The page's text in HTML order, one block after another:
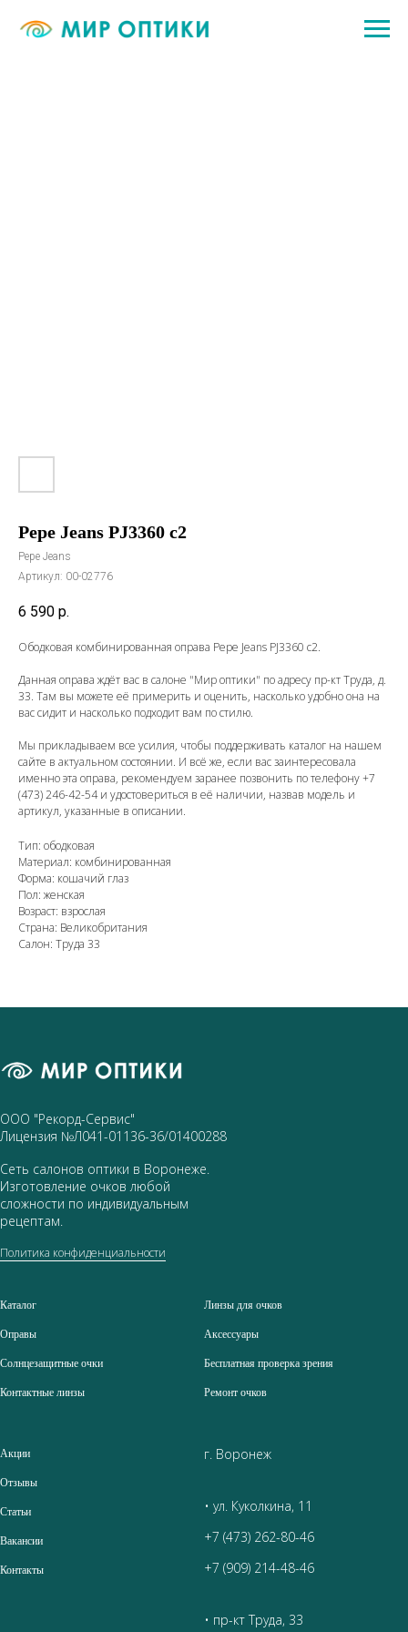
Pepe Jeans PJ3360 c2
Pepe Jeans
Артикул: 00-02776
6 590 р.
Ободковая комбинированная оправа Pepe Jeans PJ3360 c2.
Данная оправа ждёт вас в салоне "Мир оптики" по адресу пр-кт Труда, д.
33. Там вы можете её примерить и оценить, насколько удобно она на
вас сидит и насколько подходит вам по стилю.
Мы прикладываем все усилия, чтобы поддерживать каталог на нашем
сайте в актуальном состоянии. И всё же, если вас заинтересовала
именно эта оправа, рекомендуем заранее позвонить по телефону+7
(473) 246-42-54и удостовериться в её наличии, назвав модель и
артикул, указанные в описании.
Тип: ободковая
Материал: комбинированная
Форма: кошачий глаз
Пол: женская
Возраст: взрослая
Страна: Великобритания
Салон: Труда 33
ООО "Рекорд-Сервис"
Лицензия №Л041-01136-36/01400288
Сеть салонов оптики в Воронеже.
Изготовление очков любой
сложности по индивидуальным
рецептам.
Политика конфиденциальности
Каталог
Оправы
Солнцезащитные очки
Контактные линзы
Линзы для очков
Аксессуары
Бесплатная проверка зрения
Ремонт очков
Акции
Отзывы
Статьи
Вакансии
Контакты
г. Воронеж
• ул. Куколкина, 11
+7 (473) 262-80-46
+7 (909) 214-48-46
• пр-кт Труда, 33